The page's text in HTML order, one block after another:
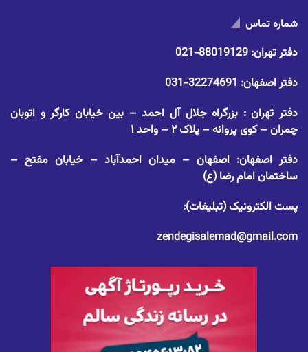
شماره تماس
دفتر تهران: 88019129-021
دفتر اصفهان: 32274691-031
دفتر تهران : بزرگراه جلال آل احمد – بین خیابان کارگر و اتوبان
چمران – کوی پروانه – پلاک ۲ – واحد ۱
دفتر اصفهان: اصفهان – میدان احمدآباد – خیابان مفتح –
ساختمان امام رضا (ع)
پست الکترونیک (تبلیغات):
zendegisalemad@gmail.com